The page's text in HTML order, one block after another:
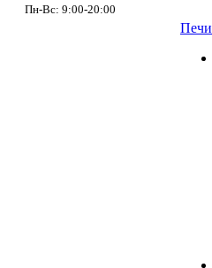
Пн-Вс: 9:00-20:00
Печи